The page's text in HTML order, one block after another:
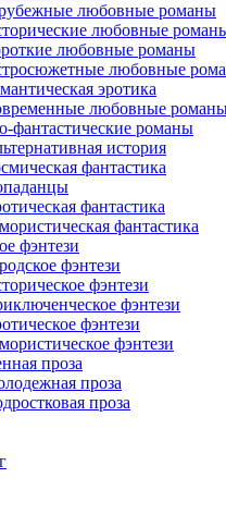
любовные романы
любовные
любовные романы
любовные
эротика
любовные
фантастические романы
история
фантастика
фантастика
фантастика
фэнтези
фэнтези
фэнтези
фэнтези
фэнтези
фэнтези
проза
проза
проза